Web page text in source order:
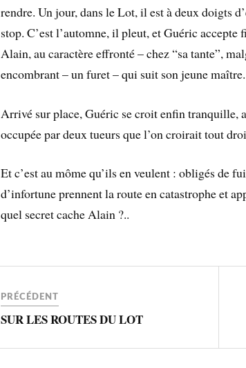
rendre. Un jour, dans le Lot, il est à deux doigts
stop. C’est l’automne, il pleut, et Guéric accepte
Alain, au caractère effronté – chez “sa tante”,
encombrant – un furet – qui suit son jeune maître.
Arrivé sur place, Guéric se croit enfin tranquille,
occupée par deux tueurs que l’on croirait tout
Et c’est au môme qu’ils en veulent : obligés de
d’infortune prennent la route en catastrophe et
quel secret cache Alain ?..
PRÉCÉDENT
SUR LES ROUTES DU LOT